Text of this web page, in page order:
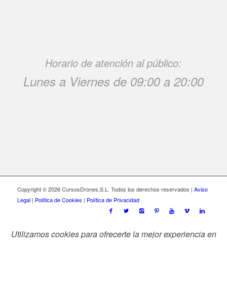
Horario de atención al público:
Lunes a Viernes de 09:00 a 20:00
Copyright © 2026 CursosDrones,S.L. Todos los derechos reservados | Aviso
Legal| Política de Cookies | Política de Privacidad
Utilizamos cookies para ofrecerte la mejor experiencia en